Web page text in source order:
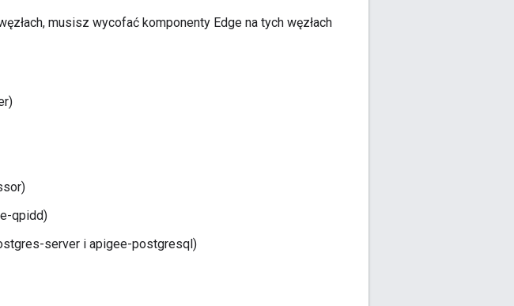
musisz wycofać komponenty Edge na tych węzłach
qpidd)
server i apigee-postgresql)